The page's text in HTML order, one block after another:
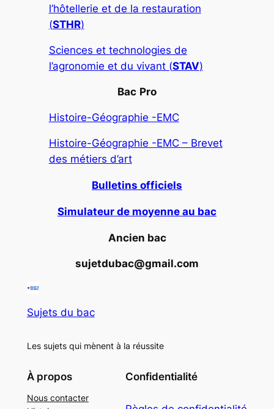
l’hôtellerie et de la restauration
(STHR)
Sciences et technologies de
l’agronomie et du vivant (STAV)
Bac Pro
Histoire-Géographie -EMC
Histoire-Géographie -EMC – Brevet
des métiers d’art
Bulletins officiels
Simulateur de moyenne au bac
Ancien bac
sujetdubac@gmail.com
Sujets du bac
Les sujets qui mènent à la réussite
À propos
Nous contacter
Confidentialité